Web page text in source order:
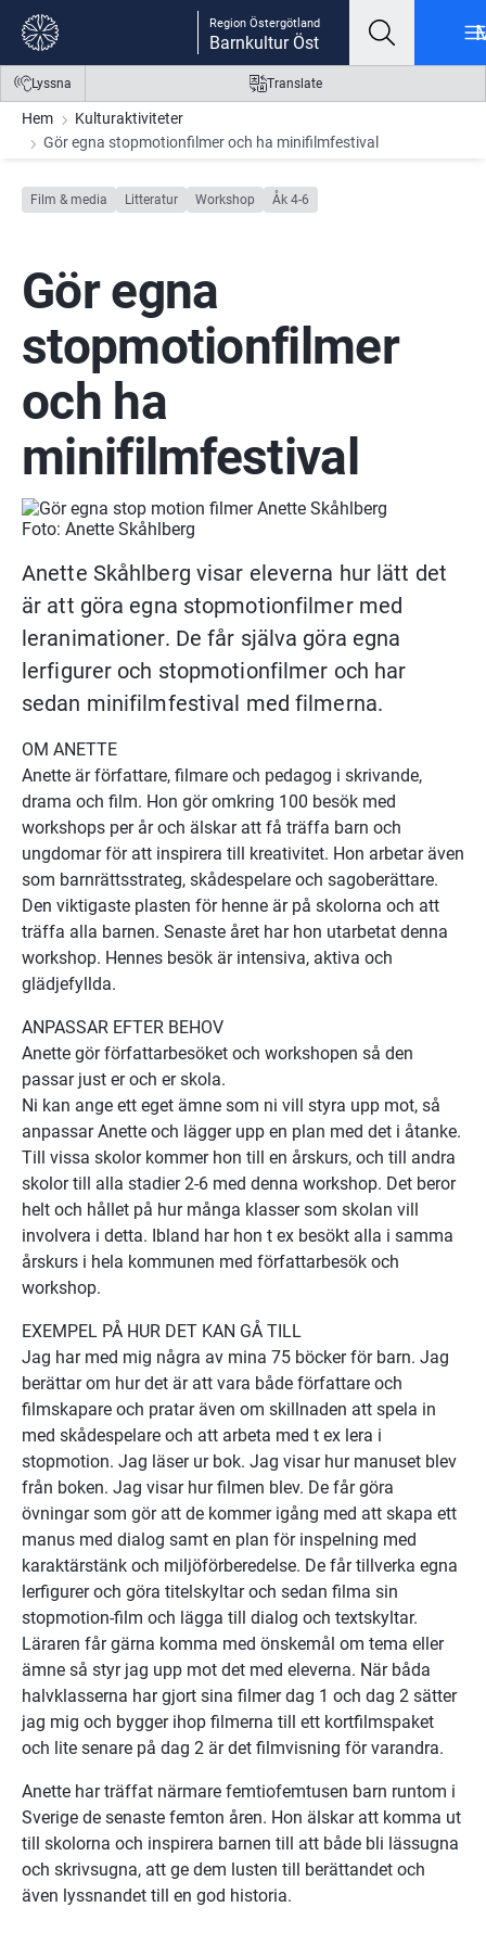
Gå till innehåll
Gå till meny
Gå till sidfot Region Östergötland
Barnkultur Öst
Lyssna Translate
Hem
Kulturaktiviteter
Gör egna stopmotionfilmer och ha minifilmfestival
Film & media Litteratur Workshop Åk 4-6
Gör egna
stopmotionfilmer
och ha
minifilmfestival
Foto: Anette Skåhlberg
Anette Skåhlberg visar eleverna hur lätt det
är att göra egna stopmotionfilmer med
leranimationer. De får själva göra egna
lerfigurer och stopmotionfilmer och har
sedan minifilmfestival med filmerna.
OM ANETTE
Anette är författare, filmare och pedagog i skrivande,
drama och film. Hon gör omkring 100 besök med
workshops per år och älskar att få träffa barn och
ungdomar för att inspirera till kreativitet. Hon arbetar även
som barnrättsstrateg, skådespelare och sagoberättare.
Den viktigaste plasten för henne är på skolorna och att
träffa alla barnen. Senaste året har hon utarbetat denna
workshop. Hennes besök är intensiva, aktiva och
glädjefyllda.
ANPASSAR EFTER BEHOV
Anette gör författarbesöket och workshopen så den
passar just er och er skola.
Ni kan ange ett eget ämne som ni vill styra upp mot, så
anpassar Anette och lägger upp en plan med det i åtanke.
Till vissa skolor kommer hon till en årskurs, och till andra
skolor till alla stadier 2-6 med denna workshop. Det beror
helt och hållet på hur många klasser som skolan vill
involvera i detta. Ibland har hon t ex besökt alla i samma
årskurs i hela kommunen med författarbesök och
workshop.
EXEMPEL PÅ HUR DET KAN GÅ TILL
Jag har med mig några av mina 75 böcker för barn. Jag
berättar om hur det är att vara både författare och
filmskapare och pratar även om skillnaden att spela in
med skådespelare och att arbeta med t ex lera i
stopmotion. Jag läser ur bok. Jag visar hur manuset blev
från boken. Jag visar hur filmen blev. De får göra
övningar som gör att de kommer igång med att skapa ett
manus med dialog samt en plan för inspelning med
karaktärstänk och miljöförberedelse. De får tillverka egna
lerfigurer och göra titelskyltar och sedan filma sin
stopmotion-film och lägga till dialog och textskyltar.
Läraren får gärna komma med önskemål om tema eller
ämne så styr jag upp mot det med eleverna. När båda
halvklasserna har gjort sina filmer dag 1 och dag 2 sätter
jag mig och bygger ihop filmerna till ett kortfilmspaket
och lite senare på dag 2 är det filmvisning för varandra.
Anette har träffat närmare femtiofemtusen barn runtom i
Sverige de senaste femton åren. Hon älskar att komma ut
till skolorna och inspirera barnen till att både bli lässugna
och skrivsugna, att ge dem lusten till berättandet och
även lyssnandet till en god historia.